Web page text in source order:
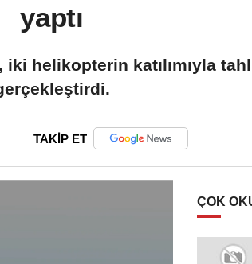
yaptı
helikopterin katılımıyla
TAKİP ET
ÇOK